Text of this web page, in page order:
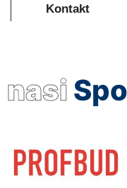
Kontakt
nasi